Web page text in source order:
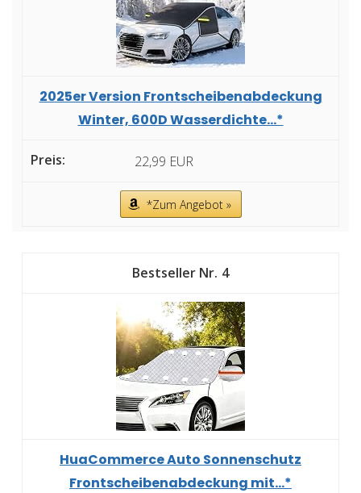
2025er Version Frontscheibenabdeckung
Winter, 600D Wasserdichte...*
22,99 EUR
*Zum Angebot »
4
HuaCommerce Auto Sonnenschutz
Frontscheibenabdeckung mit...*